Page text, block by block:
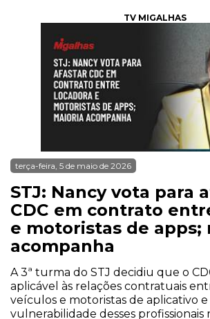
TV MIGALHAS
terça-feira, 5 de maio de 2026
STJ: Nancy vota para
CDC em contrato
e motoristas de apps;
acompanha
A 3ª turma do STJ decidiu que o
aplicável às relações contratuais
veículos e motoristas de aplicativo
vulnerabilidade desses profissionais